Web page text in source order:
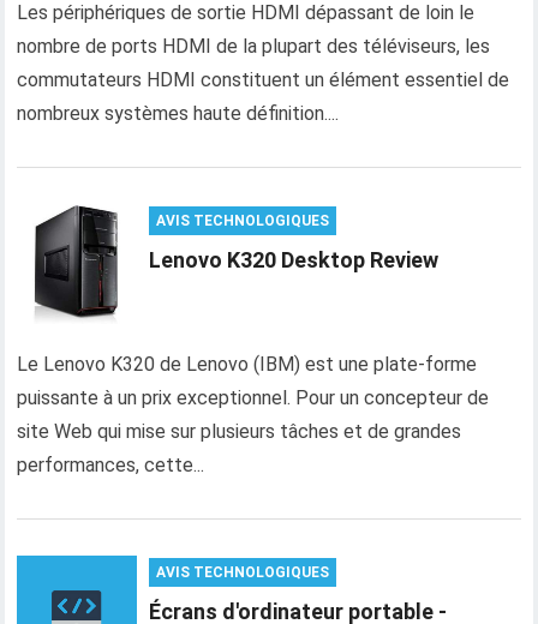
Les périphériques de sortie HDMI dépassant de loin le
nombre de ports HDMI de la plupart des téléviseurs, les
commutateurs HDMI constituent un élément essentiel de
nombreux systèmes haute définition....
AVIS TECHNOLOGIQUES
Lenovo K320 Desktop Review
Le Lenovo K320 de Lenovo (IBM) est une plate-forme
puissante à un prix exceptionnel. Pour un concepteur de
site Web qui mise sur plusieurs tâches et de grandes
performances, cette...
AVIS TECHNOLOGIQUES
Écrans d'ordinateur portable -